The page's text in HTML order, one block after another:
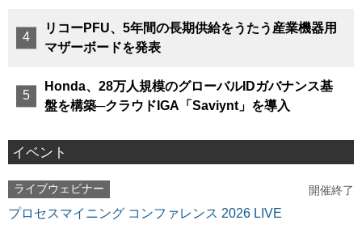
リコーPFU、5年間の長期供給をうたう産業機器用
マザーボードを発表
Honda、28万人規模のグローバルIDガバナンス基
盤を構築─クラウドIGA「Saviynt」を導入
イベント
ライブウェビナー 開催終了
プロセスマイニング コンファレンス 2026 LIVE